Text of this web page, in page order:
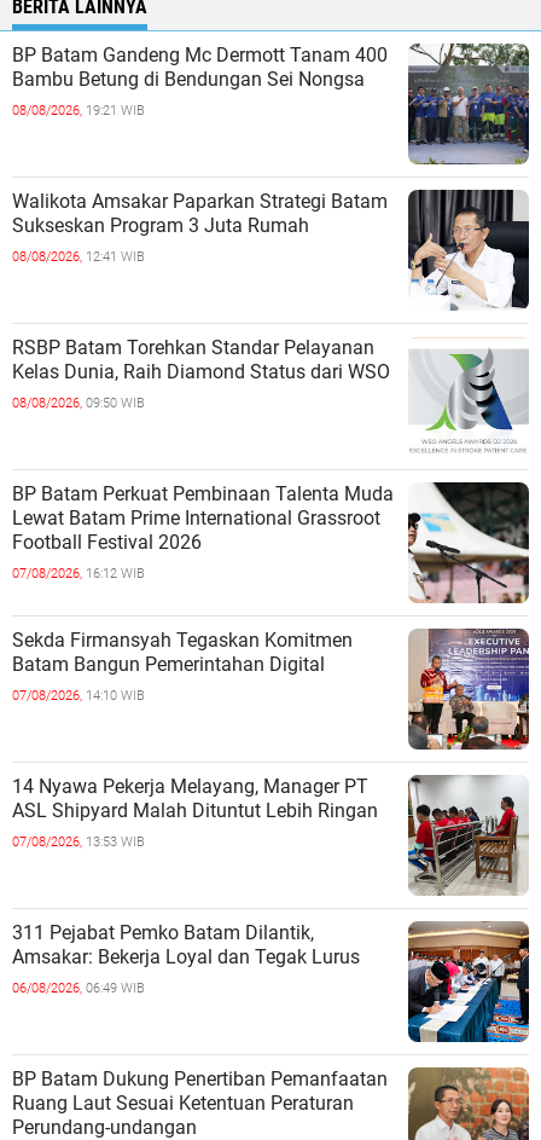
BERITA LAINNYA
BP Batam Gandeng Mc Dermott Tanam 400
Bambu Betung di Bendungan Sei Nongsa
08/08/2026, 19:21 WIB
Walikota Amsakar Paparkan Strategi Batam
Sukseskan Program 3 Juta Rumah
08/08/2026, 12:41 WIB
RSBP Batam Torehkan Standar Pelayanan
Kelas Dunia, Raih Diamond Status dari WSO
08/08/2026, 09:50 WIB
BP Batam Perkuat Pembinaan Talenta Muda
Lewat Batam Prime International Grassroot
Football Festival 2026
07/08/2026, 16:12 WIB
Sekda Firmansyah Tegaskan Komitmen
Batam Bangun Pemerintahan Digital
07/08/2026, 14:10 WIB
14 Nyawa Pekerja Melayang, Manager PT
ASL Shipyard Malah Dituntut Lebih Ringan
07/08/2026, 13:53 WIB
311 Pejabat Pemko Batam Dilantik,
Amsakar: Bekerja Loyal dan Tegak Lurus
06/08/2026, 06:49 WIB
BP Batam Dukung Penertiban Pemanfaatan
Ruang Laut Sesuai Ketentuan Peraturan
Perundang-undangan